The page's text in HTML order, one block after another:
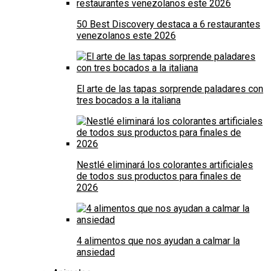
50 Best Discovery destaca a 6 restaurantes
venezolanos este 2026
El arte de las tapas sorprende paladares con
tres bocados a la italiana
Nestlé eliminará los colorantes artificiales
de todos sus productos para finales de
2026
4 alimentos que nos ayudan a calmar la
ansiedad